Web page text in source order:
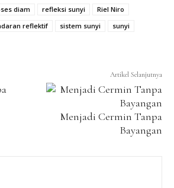
diam refleksi sunyi
Riel Niro
reflektif sistem sunyi
sunyi
Menjadi Cermin Tanpa
Bayangan